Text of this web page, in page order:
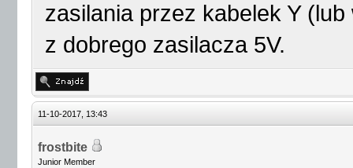
zasilania przez kabelek Y
z dobrego zasilacza 5V.
11-10-2017, 13:43
frostbite
Junior Member